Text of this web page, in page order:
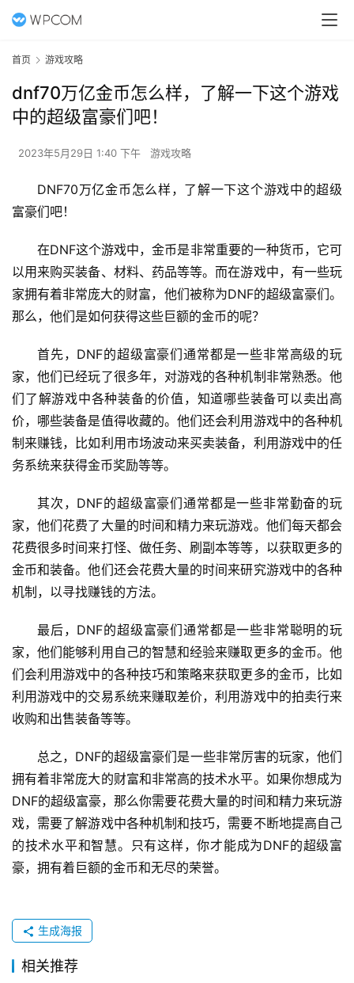
首页 游戏攻略
dnf70万亿金币怎么样，了解一下这个游戏
中的超级富豪们吧！
2023年5月29日 1:40 下午 游戏攻略
DNF70万亿金币怎么样，了解一下这个游戏中的超级
富豪们吧！
在DNF这个游戏中，金币是非常重要的一种货币，它可
以用来购买装备、材料、药品等等。而在游戏中，有一些玩
家拥有着非常庞大的财富，他们被称为DNF的超级富豪们。
那么，他们是如何获得这些巨额的金币的呢？
首先，DNF的超级富豪们通常都是一些非常高级的玩
家，他们已经玩了很多年，对游戏的各种机制非常熟悉。他
们了解游戏中各种装备的价值，知道哪些装备可以卖出高
价，哪些装备是值得收藏的。他们还会利用游戏中的各种机
制来赚钱，比如利用市场波动来买卖装备，利用游戏中的任
务系统来获得金币奖励等等。
其次，DNF的超级富豪们通常都是一些非常勤奋的玩
家，他们花费了大量的时间和精力来玩游戏。他们每天都会
花费很多时间来打怪、做任务、刷副本等等，以获取更多的
金币和装备。他们还会花费大量的时间来研究游戏中的各种
机制，以寻找赚钱的方法。
最后，DNF的超级富豪们通常都是一些非常聪明的玩
家，他们能够利用自己的智慧和经验来赚取更多的金币。他
们会利用游戏中的各种技巧和策略来获取更多的金币，比如
利用游戏中的交易系统来赚取差价，利用游戏中的拍卖行来
收购和出售装备等等。
总之，DNF的超级富豪们是一些非常厉害的玩家，他们
拥有着非常庞大的财富和非常高的技术水平。如果你想成为
DNF的超级富豪，那么你需要花费大量的时间和精力来玩游
戏，需要了解游戏中各种机制和技巧，需要不断地提高自己
的技术水平和智慧。只有这样，你才能成为DNF的超级富
豪，拥有着巨额的金币和无尽的荣誉。
生成海报
相关推荐